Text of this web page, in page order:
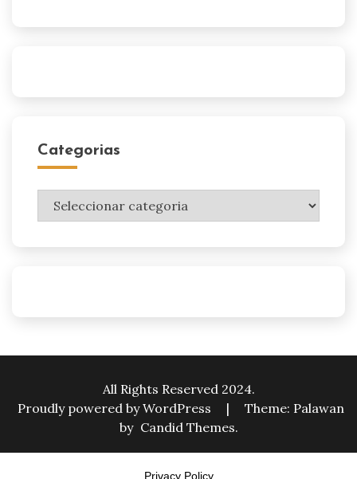
Categorias
Categorias
All Rights Reserved 2024.
Proudly powered by WordPress
|
Theme: Palawan
by Candid Themes.
Privacy Policy